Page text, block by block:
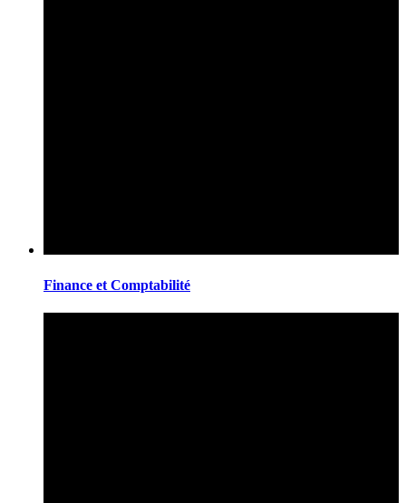
Finance et Comptabilité